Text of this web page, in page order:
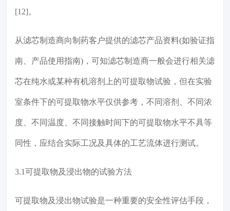
[12]。
从滤芯制造商向制药客户提供的滤芯产品资料(如验证指
南、产品使用指南)，可知滤芯制造商一般会进行相关滤
芯在纯水或某种有机溶剂上的可提取物试验，但在实验
室条件下的可提取物水平仅供参考，不同溶剂、不同浓
度、不同温度、不同接触时间下的可提取物水平不具等
同性，应结合实际工况及具体的工艺流体进行测试。
3.1可提取物及浸出物的试验方法
可提取物及浸出物试验是一种重要的安全性评估手段，